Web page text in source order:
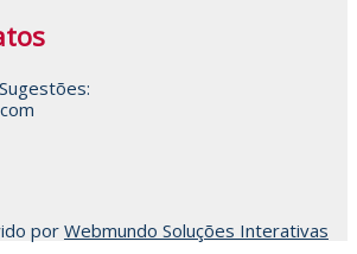
por Webmundo Soluções Interativas